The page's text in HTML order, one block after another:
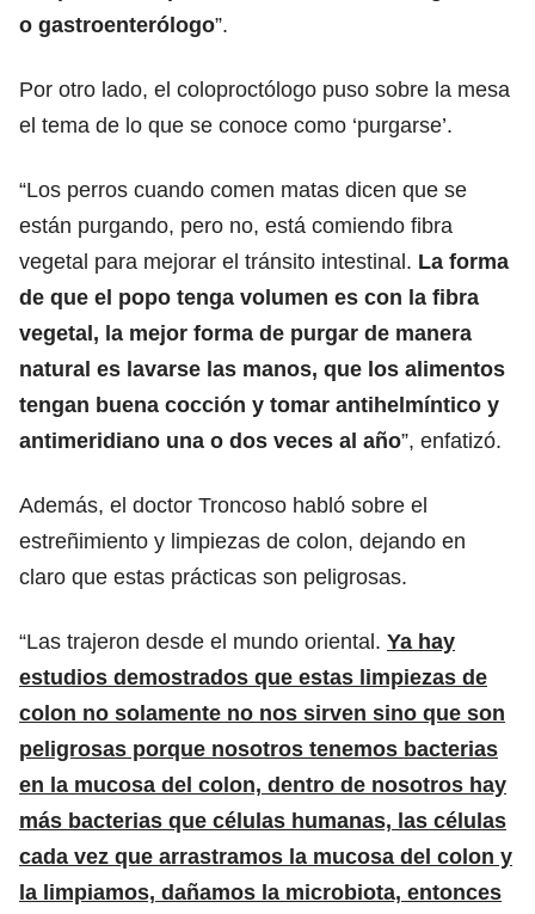
o gastroenterólogo”.
Por otro lado, el coloproctólogo puso sobre la mesa
el tema de lo que se conoce como ‘purgarse’.
“Los perros cuando comen matas dicen que se
están purgando, pero no, está comiendo fibra
vegetal para mejorar el tránsito intestinal. La forma
de que el popo tenga volumen es con la fibra
vegetal, la mejor forma de purgar de manera
natural es lavarse las manos, que los alimentos
tengan buena cocción y tomar antihelmíntico y
antimeridiano una o dos veces al año”, enfatizó.
Además, el doctor Troncoso habló sobre el
estreñimiento y limpiezas de colon, dejando en
claro que estas prácticas son peligrosas.
“Las trajeron desde el mundo oriental. Ya hay
estudios demostrados que estas limpiezas de
colon no solamente no nos sirven sino que son
peligrosas porque nosotros tenemos bacterias
en la mucosa del colon, dentro de nosotros hay
más bacterias que células humanas, las células
cada vez que arrastramos la mucosa del colon y
la limpiamos, dañamos la microbiota, entonces